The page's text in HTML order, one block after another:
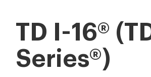
TD I-16®
Series®)